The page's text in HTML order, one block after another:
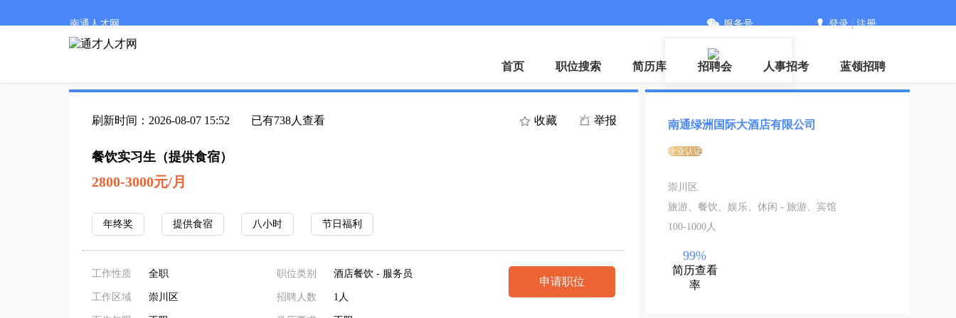
南通人才网
微信
服务号 登录|注册
首页 职位搜索 简历库 招聘会 人事招考 蓝领招聘
刷新时间：2026-08-07 15:52 已有738人查看 收藏 举报
餐饮实习生（提供食宿）
2800-3000元/月
年终奖 提供食宿 八小时 节日福利
工作性质 全职
工作区域 崇川区
职位类别 酒店餐饮 - 服务员
招聘人数 1人
申请职位
南通绿洲国际大酒店有限公司
企业认证
崇川区
旅游、餐饮、娱乐、休闲 - 旅游、宾馆
100-1000人
99%
简历查看
率